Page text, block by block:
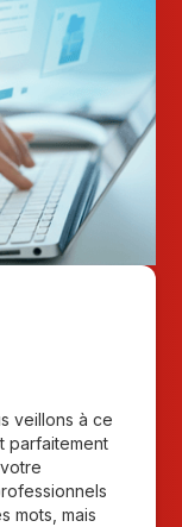
veillons à ce
parfaitement
mots, mais